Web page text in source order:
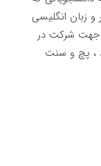
و زبان انگلیسی
جهت شرکت در
، پچ و سنت